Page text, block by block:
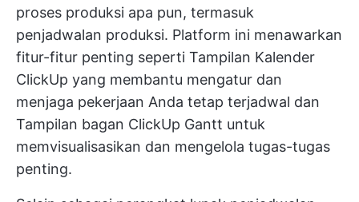
proses produksi apa pun, termasuk
penjadwalan produksi. Platform ini menawarkan
fitur-fitur penting seperti Tampilan Kalender
ClickUp yang membantu mengatur dan
menjaga pekerjaan Anda tetap terjadwal dan
Tampilan bagan ClickUp Gantt untuk
memvisualisasikan dan mengelola tugas-tugas
penting.